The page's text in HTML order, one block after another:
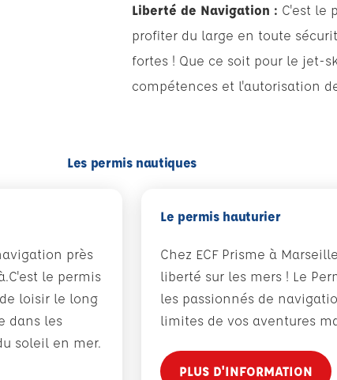
Liberté de Navigation : C'est le
profiter du large en toute
fortes ! Que ce soit pour le jet-
compétences et l'autorisation
Les permis nautiques
près
le permis
loisir le long
dans les
soleil en mer.
Le permis hauturier
Chez ECF Prisme à
liberté sur les mers ! Le
les passionnés de
limites de vos aventures
PLUS D'INFORMATION